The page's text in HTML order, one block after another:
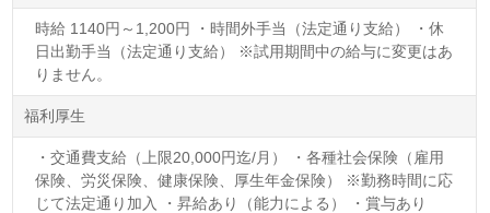
時給 1140円～1,200円 ・時間外手当（法定通り支給） ・休
日出勤手当（法定通り支給） ※試用期間中の給与に変更はあ
りません。
福利厚生
・交通費支給（上限20,000円迄/月） ・各種社会保険（雇用
保険、労災保険、健康保険、厚生年金保険） ※勤務時間に応
じて法定通り加入 ・昇給あり（能力による） ・賞与あり